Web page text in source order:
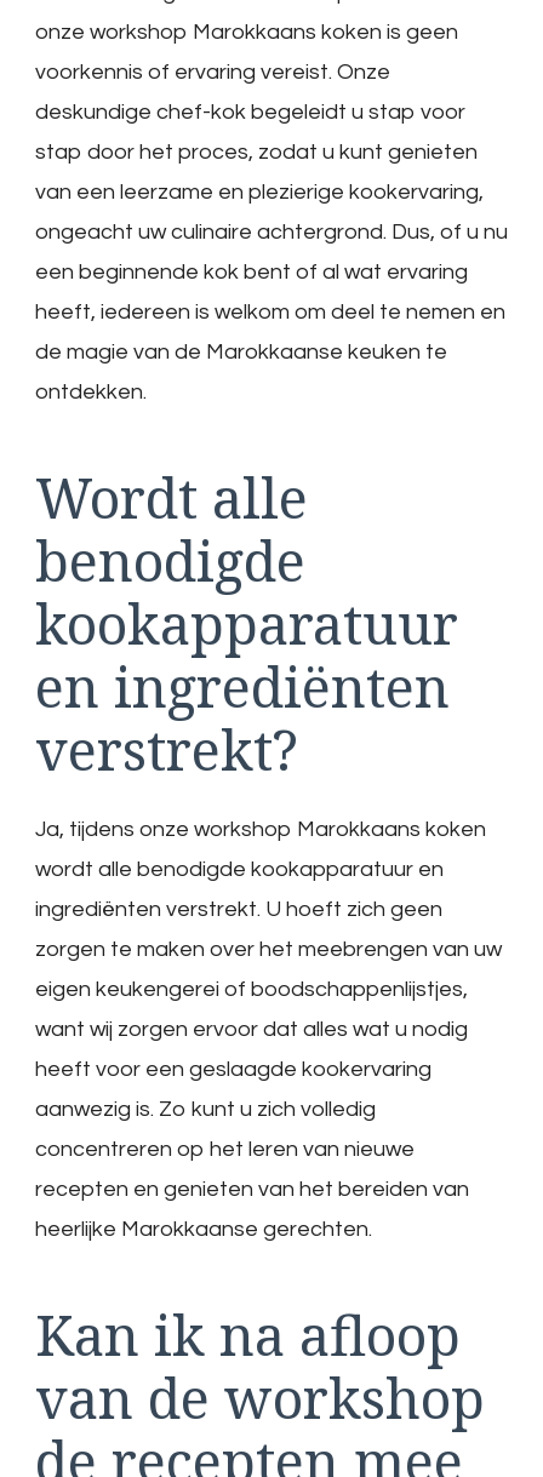
onze workshop Marokkaans koken is geen
voorkennis of ervaring vereist. Onze
deskundige chef-kok begeleidt u stap voor
stap door het proces, zodat u kunt genieten
van een leerzame en plezierige kookervaring,
ongeacht uw culinaire achtergrond. Dus, of u nu
een beginnende kok bent of al wat ervaring
heeft, iedereen is welkom om deel te nemen en
de magie van de Marokkaanse keuken te
ontdekken.
Wordt alle
benodigde
kookapparatuur
en ingrediënten
verstrekt?
Ja, tijdens onze workshop Marokkaans koken
wordt alle benodigde kookapparatuur en
ingrediënten verstrekt. U hoeft zich geen
zorgen te maken over het meebrengen van uw
eigen keukengerei of boodschappenlijstjes,
want wij zorgen ervoor dat alles wat u nodig
heeft voor een geslaagde kookervaring
aanwezig is. Zo kunt u zich volledig
concentreren op het leren van nieuwe
recepten en genieten van het bereiden van
heerlijke Marokkaanse gerechten.
Kan ik na afloop
van de workshop
de recepten mee